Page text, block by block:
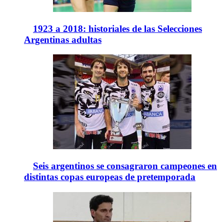
1923 a 2018: historiales de las Selecciones
Argentinas adultas
Seis argentinos se consagraron campeones en
distintas copas europeas de pretemporada